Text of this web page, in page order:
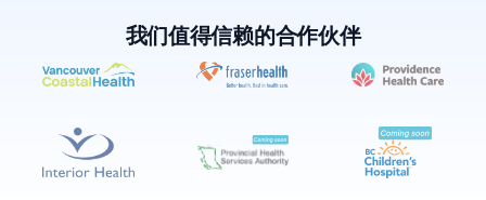
我们值得信赖的合作伙伴